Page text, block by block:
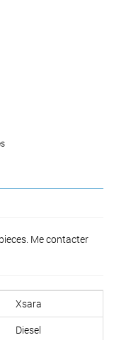
Me contacter
Xsara
Diesel